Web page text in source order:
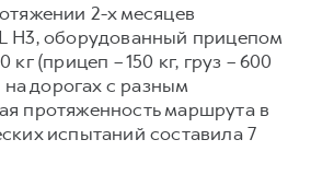
2-х месяцев
H3, оборудованный прицепом
(прицеп – 150 кг, груз – 600
на дорогах с разным
протяженность маршрута в
испытаний составила 7